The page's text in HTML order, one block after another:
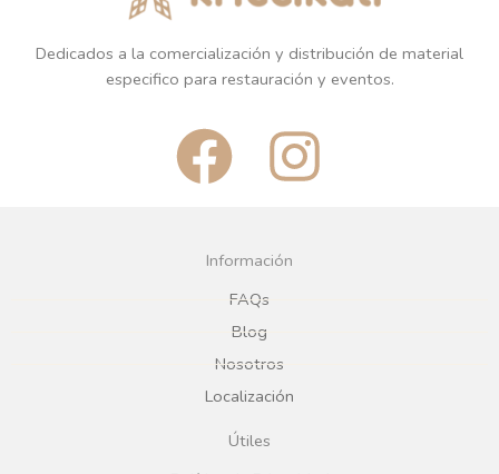
Dedicados a la comercialización y distribución de material
especifico para restauración y eventos.
F
a
c
e
b
o
I
n
g
Información
FAQs
Blog
Nosotros
Localización
Útiles